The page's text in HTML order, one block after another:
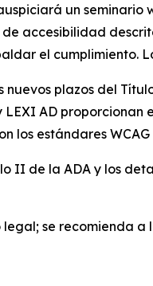
un seminario
accesibilidad
el cumplimiento.
plazos del
AD
los estándares WCAG
II de la ADA y los
se recomienda a